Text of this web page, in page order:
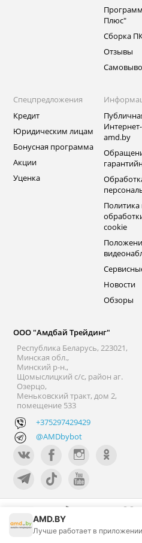
Меню Корзина
Плюс"
Сборка
Отзывы
Спецпредложения
Кредит
Юридическим лицам
Бонусная программа
Акции
Уценка
amd.by
cookie
Новости
Обзоры
ООО "Амдбай Трейдинг"
Республика Беларусь, 223021,
Минская обл.,
Минский р-н.,
Щомыслицкий с/с, район аг.
Озерцо,
Меньковский тракт, дом 2,
помещение 533
+375297429429
@AMDbybot
УНП 692162598
Регистрация №692162598, 22.05.2020г.
Минский райисполком. В торговом
AMD.BY
Лучше работает в приложении